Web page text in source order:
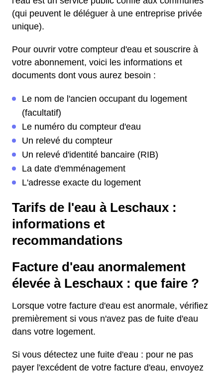
(qui peuvent le déléguer à une entreprise privée
unique).
Pour ouvrir votre compteur d'eau et souscrire à
votre abonnement, voici les informations et
documents dont vous aurez besoin :
Le nom de l'ancien occupant du logement
(facultatif)
Le numéro du compteur d'eau
Un relevé du compteur
Un relevé d'identité bancaire (RIB)
La date d'emménagement
L'adresse exacte du logement
Tarifs de l'eau à Leschaux :
informations et
recommandations
Facture d'eau anormalement
élevée à Leschaux : que faire ?
Lorsque votre facture d'eau est anormale, vérifiez
premièrement si vous n'avez pas de fuite d'eau
dans votre logement.
Si vous détectez une fuite d'eau : pour ne pas
payer l'excédent de votre facture d'eau, envoyez